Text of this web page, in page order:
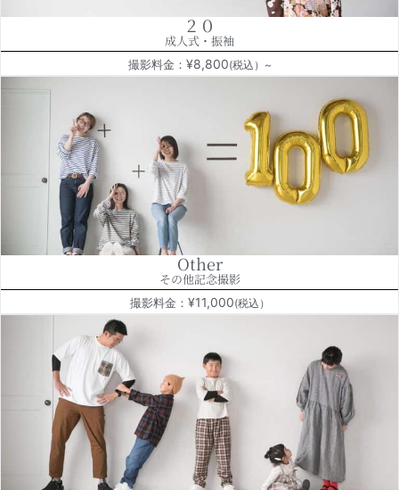
２０
成人式・振袖
撮影料金： ¥8,800(税込）~
Other
その他記念撮影
撮影料金： ¥11,000(税込）